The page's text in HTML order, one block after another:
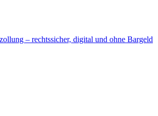
– rechtssicher, digital und ohne Bargeld